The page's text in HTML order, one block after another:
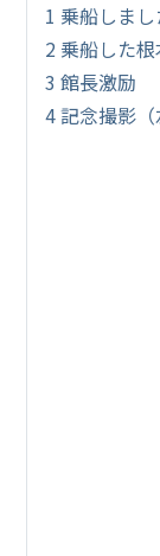
1 乗船しまし
2 乗船した
3 館長激励
4 記念撮影（